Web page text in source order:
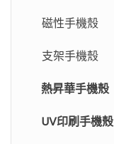
磁性手機殼
支架手機殼
熱昇華手機殼
UV印刷手機殼